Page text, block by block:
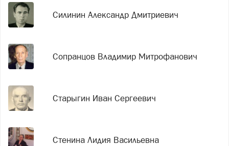
Силинин Александр Дмитриевич
Сопранцов Владимир Митрофанович
Старыгин Иван Сергеевич
Стенина Лидия Васильевна